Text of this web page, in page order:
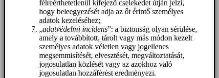
félreérthetetlenül kifejező cselekedet útján jelzi,
hogy beleegyezését adja az őt érintő személyes
adatok kezeléséhez;
„adatvédelmi incidens”: a biztonság olyan sérülése,
amely a továbbított, tárolt vagy más módon kezelt
személyes adatok véletlen vagy jogellenes
megsemmisítését, elvesztését, megváltoztatását,
jogosulatlan közlését vagy az azokhoz való
jogosulatlan hozzáférést eredményezi.